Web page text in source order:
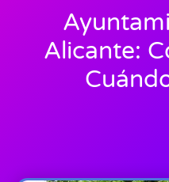
Alicante: